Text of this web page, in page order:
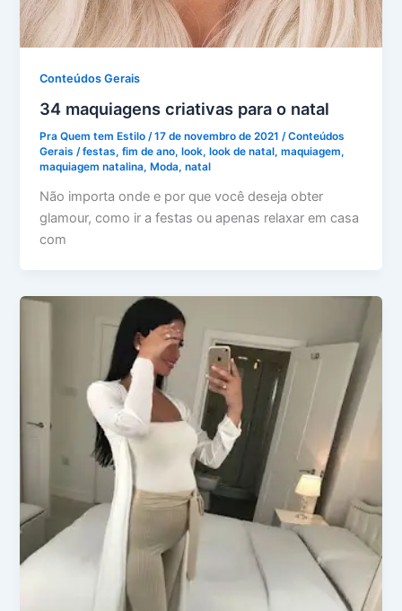
Conteúdos Gerais
34 maquiagens criativas para o natal
Pra Quem tem Estilo/17 de novembro de 2021/Conteúdos
Gerais /festas,fim de ano, look, look de natal,maquiagem,
maquiagem natalina, Moda,natal
Não importa onde e por que você deseja obter
glamour, como ir a festas ou apenas relaxar em casa
com